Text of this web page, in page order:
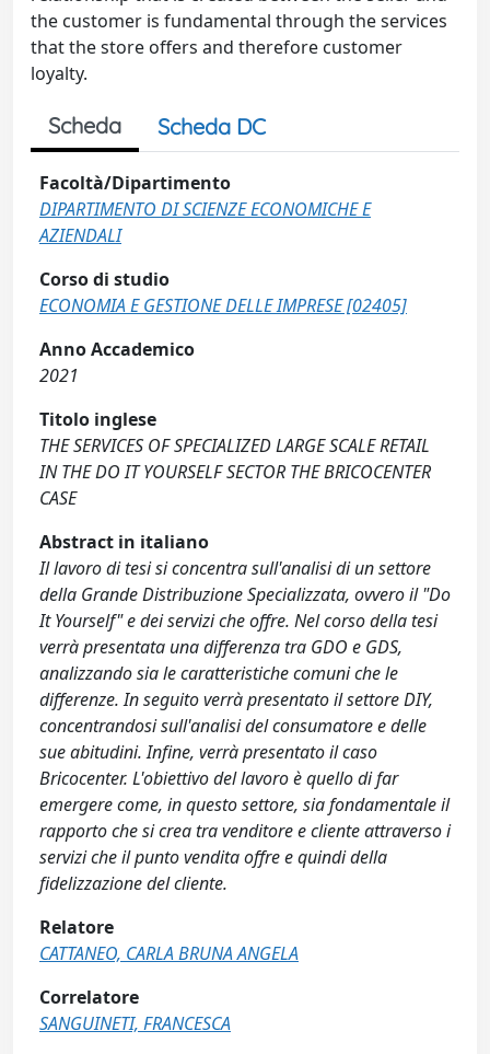
the customer is fundamental through the services
that the store offers and therefore customer
loyalty.
Scheda Scheda DC
Facoltà/Dipartimento
DIPARTIMENTO DI SCIENZE ECONOMICHE E
AZIENDALI
Corso di studio
ECONOMIA E GESTIONE DELLE IMPRESE [02405]
Anno Accademico
2021
Titolo inglese
THE SERVICES OF SPECIALIZED LARGE SCALE RETAIL
IN THE DO IT YOURSELF SECTOR THE BRICOCENTER
CASE
Abstract in italiano
Il lavoro di tesi si concentra sull'analisi di un settore
della Grande Distribuzione Specializzata, ovvero il "Do
It Yourself" e dei servizi che offre. Nel corso della tesi
verrà presentata una differenza tra GDO e GDS,
analizzando sia le caratteristiche comuni che le
differenze. In seguito verrà presentato il settore DIY,
concentrandosi sull'analisi del consumatore e delle
sue abitudini. Infine, verrà presentato il caso
Bricocenter. L'obiettivo del lavoro è quello di far
emergere come, in questo settore, sia fondamentale il
rapporto che si crea tra venditore e cliente attraverso i
servizi che il punto vendita offre e quindi della
fidelizzazione del cliente.
Relatore
CATTANEO, CARLA BRUNA ANGELA
Correlatore
SANGUINETI, FRANCESCA